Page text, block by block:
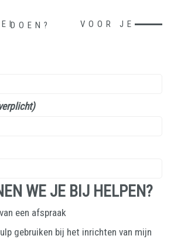
MOGEN WE IETS VOOR JE DOEN?
WE JE BIJ HELPEN?
een afspraak
gebruiken bij het inrichten van mijn